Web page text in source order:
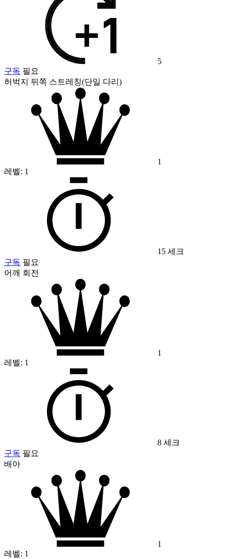
5
구독 필요
허벅지 뒤쪽 스트레칭(단일 다리)
1
레벨: 1
15 세크
구독 필요
어깨 회전
1
레벨: 1
8 세크
구독 필요
배아
1
레벨: 1